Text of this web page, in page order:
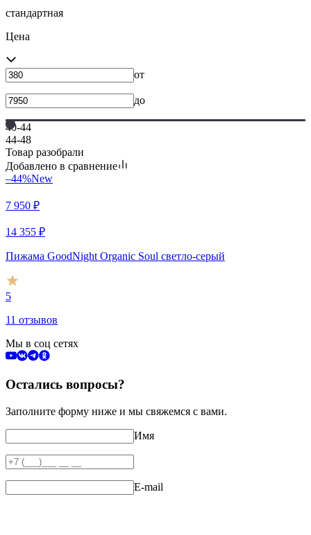
стандартная
Цена
от
до
40-44
44-48
Товар разобрали
Добавлено в сравнение
–44%New
7 950 ₽
14 355 ₽
Пижама GoodNight Organic Soul светло-серый
5
11 отзывов
Мы в соц сетях
Остались вопросы?
Заполните форму ниже и мы свяжемся с вами.
Имя
E-mail